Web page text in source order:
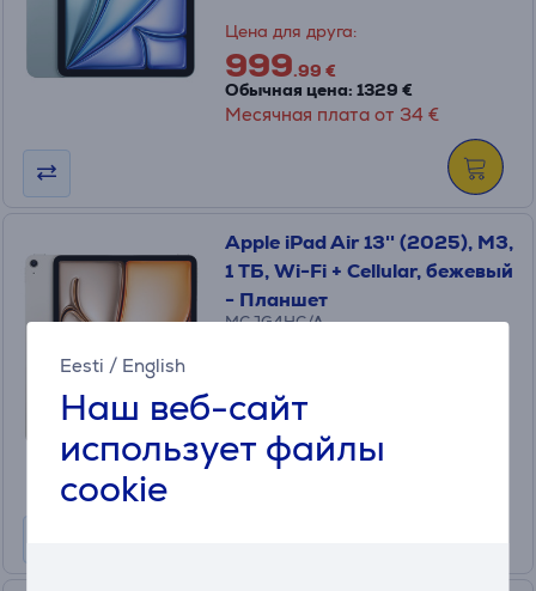
Eesti / English
Наш веб-сайт
использует файлы
cookie
Цена для друга:
999.99 €
Обычная цена: 1329 €
Месячная плата от 34 €
Apple iPad Air 13'' (2025), M3,
1 ТБ, Wi-Fi + Cellular, бежевый
- Планшет
MCJG4HC/A
Цена для друга:
1299 €
Обычная цена: 1839 €